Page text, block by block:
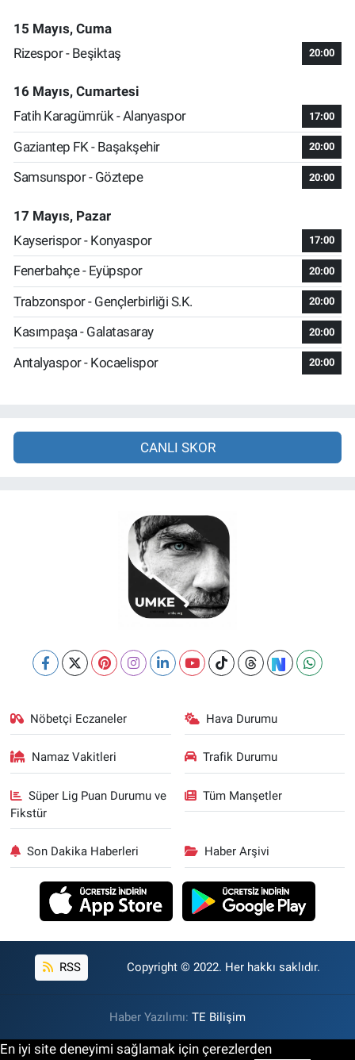
15 Mayıs, Cuma
Rizespor - Beşiktaş
20:00
16 Mayıs, Cumartesi
Fatih Karagümrük - Alanyaspor
17:00
Gaziantep FK - Başakşehir 20:00
Samsunspor - Göztepe 20:00
17 Mayıs, Pazar
Kayserispor - Konyaspor
17:00
Fenerbahçe - Eyüpspor 20:00
Trabzonspor - Gençlerbirliği S.K. 20:00
Kasımpaşa - Galatasaray 20:00
Antalyaspor - Kocaelispor 20:00
CANLI SKOR
Nöbetçi Eczaneler Hava Durumu
Namaz Vakitleri Trafik Durumu
Süper Lig Puan Durumu ve
Fikstür
Tüm Manşetler
Son Dakika Haberleri Haber Arşivi
RSS Copyright © 2022. Her hakkı saklıdır.
Haber Yazılımı: TE Bilişim
En iyi site deneyimi sağlamak için çerezlerden